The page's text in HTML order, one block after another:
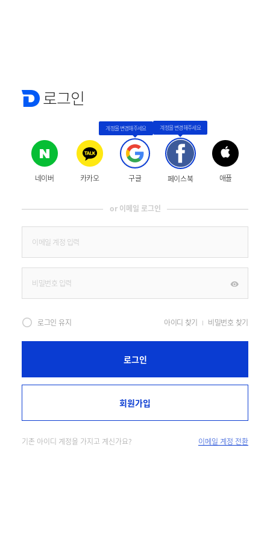
로그인
네이버 카카오 구글 페이스북 애플
or 이메일 로그인
로그인 유지 아이디 찾기 비밀번호 찾기
로그인
회원가입
기존 아이디 계정을 가지고 계신가요? 이메일 계정 전환